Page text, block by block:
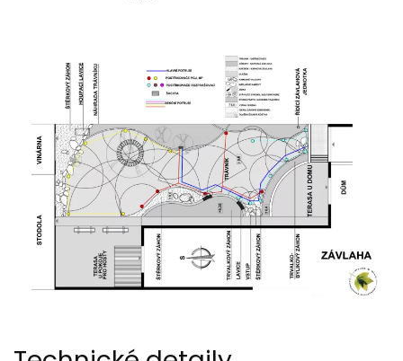
Zobrazit